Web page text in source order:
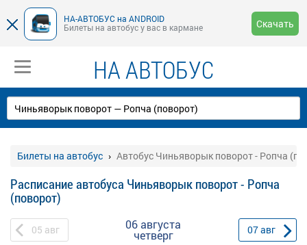
НА-АВТОБУС на ANDROID
Билеты на автобус у вас в кармане
Скачать
НА АВТОБУС
Билеты на автобус Автобус Чиньяворык поворот - Ропча
Расписание автобуса Чиньяворык поворот - Ропча
(поворот)
05 авг 06 августа
четверг 07авг